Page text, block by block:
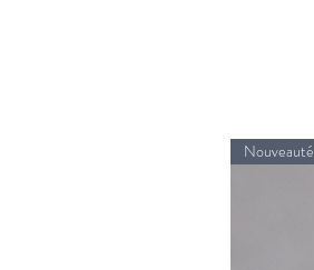
Nouveauté